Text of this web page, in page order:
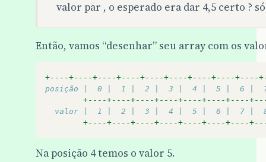
valor par , o esperado era dar 4,5 certo ?
Então, vamos “desenhar” seu array com os
+----+----+----+----+----+----+----+----+----
posição |  0 |  1 |  2 |  3 |  4 |  5 |  6 |
+----+----+----+----+----+----+----
valor |  1 |  2 |  3 |  4 |  5 |  6 |  7 |
+----+----+----+----+----+----+----
Na posição 4 temos o valor 5.